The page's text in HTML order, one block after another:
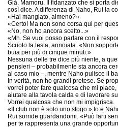
Già. Mamoru. Il fidanzato che si porta
così dice. A differenza di Naho, Rui la
«Hai mangiato, almeno?»
«Certo! Ma non sono corsa qui per
«No, non ho ancora scelto...»
«Mh. Se vuoi posso parlare con il
Scuoto la testa, annoiata. «Non
buia per più di cinque minuti.»
Nessuna delle tre dice più niente, a
pensieri – probabilmente sta ancora
al caso mio –, mentre Naho pulisce il
In verità, non ho grandi pretese. Se
vorrei poter fare qualcosa che mi
aiutare alla tavola calda e di lavorare
Vorrei qualcosa che non mi impigrisca.
«Il club non è solo uno sfogo.» Io e
Rui sorride guardandomi. «Può farti
per te rappresenta una grande